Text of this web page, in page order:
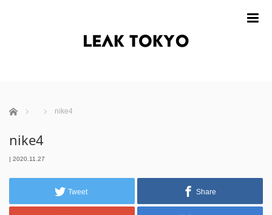
ホーム nike4
nike4
| 2020.11.27
Tweet Share